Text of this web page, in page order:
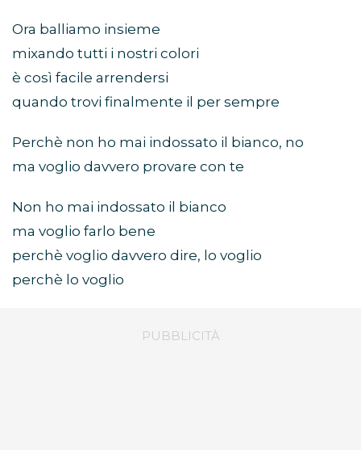
Ora balliamo insieme
mixando tutti i nostri colori
è così facile arrendersi
quando trovi finalmente il per sempre
Perchè non ho mai indossato il bianco, no
ma voglio davvero provare con te
Non ho mai indossato il bianco
ma voglio farlo bene
perchè voglio davvero dire, lo voglio
perchè lo voglio